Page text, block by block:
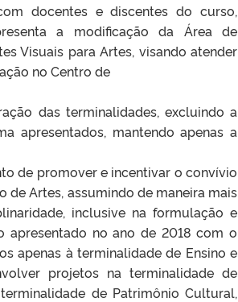
docentes e discentes do curso,
a modificação da Área de
Visuais para Artes, visando atender
no Centro de
das terminalidades, excluindo a
apresentados, mantendo apenas a
de promover e incentivar o convívio
de Artes, assumindo de maneira mais
inclusive na formulação e
apresentado no ano de 2018 com o
apenas à terminalidade de Ensino e
projetos na terminalidade de
de Patrimônio Cultural,